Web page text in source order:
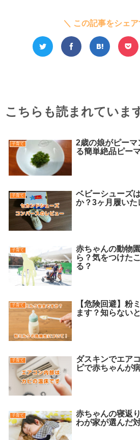
＼ この記事をシェア
こちらも読まれていま
子育て
2歳の娘がピー
る簡単絶品ピー
子育て
ベビーシューズ
か？3ヶ月履いた
子育て
赤ちゃんの動物
ら？気をつけた
る？
子育て
【危険回避】粉
ます？知らない
子育て
ダスキンでエア
ビで赤ちゃんが
子育て
赤ちゃんの寝返
わが家が選んだ